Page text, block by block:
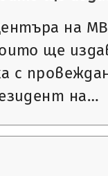
на
ще
с
на…